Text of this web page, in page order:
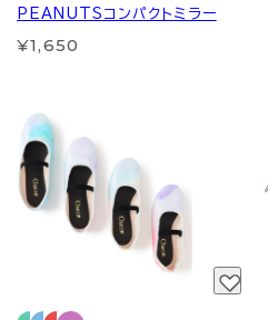
PEANUTSコンパクトミラー
¥1,650